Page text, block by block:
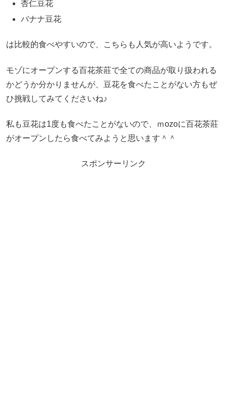
杏仁豆花
バナナ豆花
は比較的食べやすいので、こちらも人気が高いようです。
モゾにオープンする百花茶莊で全ての商品が取り扱われる
かどうか分かりませんが、豆花を食べたことがない方もぜ
ひ挑戦してみてくださいね♪
私も豆花は1度も食べたことがないので、ｍozoに百花茶莊
がオープンしたら食べてみようと思います＾＾
スポンサーリンク